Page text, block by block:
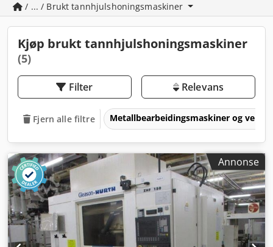
/ ... / Brukt tannhjulshoningsmaskiner
Kjøp brukt tannhjulshoningsmaskiner
(5)
Filter Relevans
Fjern alle filtre Metallbearbeidingsmaskiner og
Annonse